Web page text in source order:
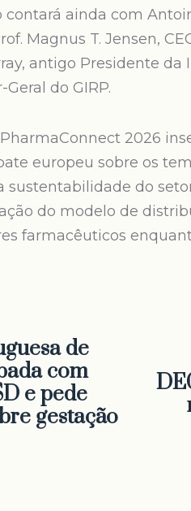
contará ainda com
Magnus T. Jensen,
antigo Presidente
do GIRP.
2026
europeu sobre os
do
do modelo de
farmacêuticos
de
com
e pede
gestação